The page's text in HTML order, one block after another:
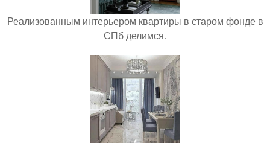
Реализованным интерьером квартиры в старом фонде в
СПб делимся.